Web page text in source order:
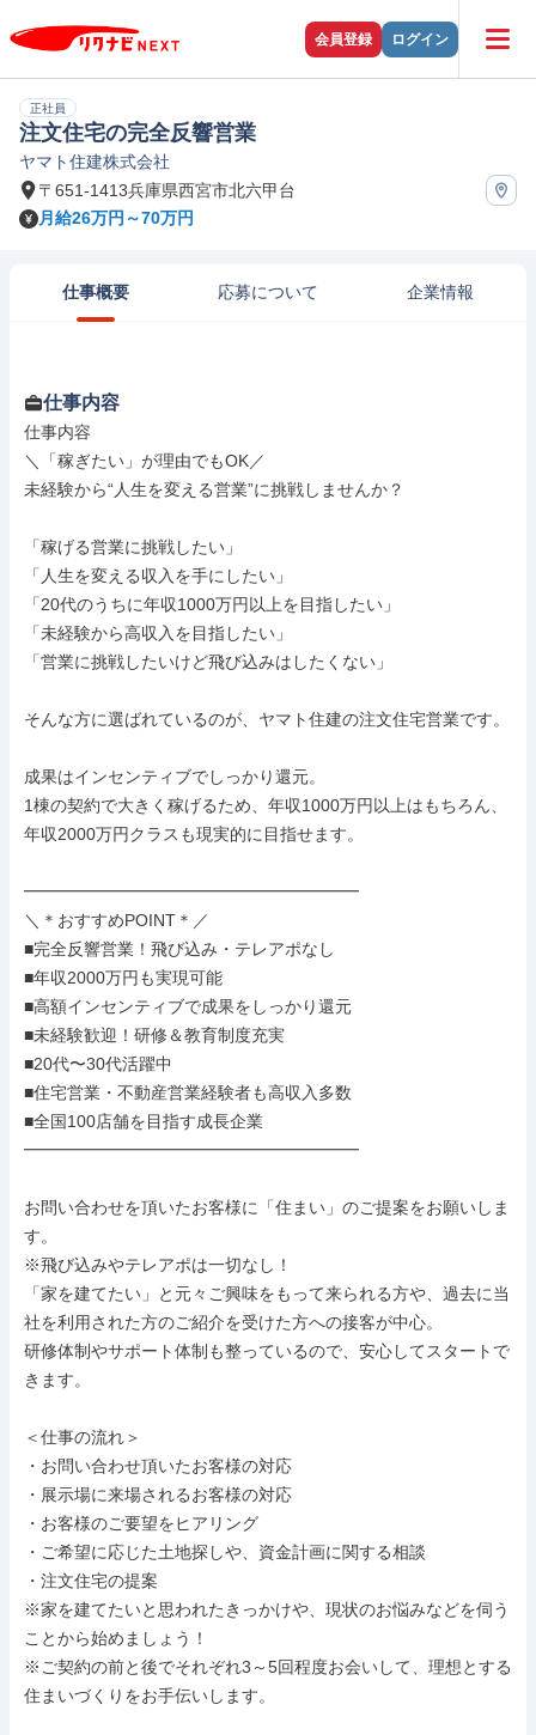
会員登録 ログイン
正社員
注文住宅の完全反響営業
ヤマト住建株式会社
〒651-1413兵庫県西宮市北六甲台
月給26万円～70万円
仕事概要 応募について 企業情報
仕事内容
仕事内容
＼「稼ぎたい」が理由でもOK／
未経験から“人生を変える営業”に挑戦しませんか？
「稼げる営業に挑戦したい」
「人生を変える収入を手にしたい」
「20代のうちに年収1000万円以上を目指したい」
「未経験から高収入を目指したい」
「営業に挑戦したいけど飛び込みはしたくない」
そんな方に選ばれているのが、ヤマト住建の注文住宅営業です。
成果はインセンティブでしっかり還元。
1棟の契約で大きく稼げるため、年収1000万円以上はもちろん、
年収2000万円クラスも現実的に目指せます。
━━━━━━━━━━━━━━━━━━━━
＼＊おすすめPOINT＊／
■完全反響営業！飛び込み・テレアポなし
■年収2000万円も実現可能
■高額インセンティブで成果をしっかり還元
■未経験歓迎！研修＆教育制度充実
■20代〜30代活躍中
■住宅営業・不動産営業経験者も高収入多数
■全国100店舗を目指す成長企業
━━━━━━━━━━━━━━━━━━━━
お問い合わせを頂いたお客様に「住まい」のご提案をお願いしま
す。
※飛び込みやテレアポは一切なし！
「家を建てたい」と元々ご興味をもって来られる方や、過去に当
社を利用された方のご紹介を受けた方への接客が中心。
研修体制やサポート体制も整っているので、安心してスタートで
きます。
＜仕事の流れ＞
・お問い合わせ頂いたお客様の対応
・展示場に来場されるお客様の対応
・お客様のご要望をヒアリング
・ご希望に応じた土地探しや、資金計画に関する相談
・注文住宅の提案
※家を建てたいと思われたきっかけや、現状のお悩みなどを伺う
ことから始めましょう！
※ご契約の前と後でそれぞれ3～5回程度お会いして、理想とする
住まいづくりをお手伝いします。